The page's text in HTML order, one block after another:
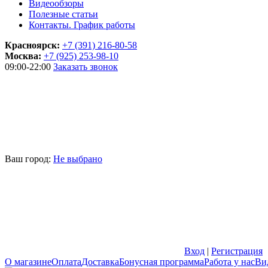
Видеообзоры
Полезные статьи
Контакты. График работы
Красноярск: +7 (391) 216-80-58
Москва: +7 (925) 253-98-10
09:00-22:00 Заказать звонок
Ваш город: Не выбрано
Вход | Регистрация
О магазинеОплатаДоставкаБонусная программаРабота у нас